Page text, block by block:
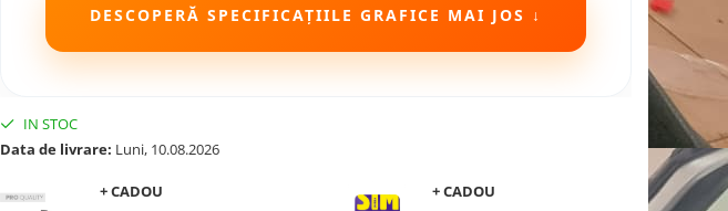
DESCOPERĂ SPECIFICAȚIILE GRAFICE MAI JOS ↓
IN STOC
Data de livrare: Luni, 10.08.2026
+ CADOU + CADOU